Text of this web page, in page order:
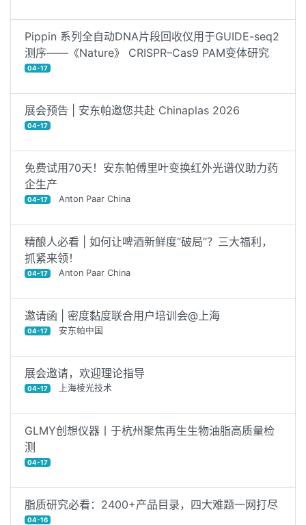
Pippin 系列全自动DNA片段回收仪用于GUIDE-seq2
测序——《Nature》 CRISPR–Cas9 PAM变体研究
04-17
展会预告 | 安东帕邀您共赴 Chinaplas 2026
04-17
免费试用70天！安东帕傅里叶变换红外光谱仪助力药
企生产
04-17 Anton Paar China
精酿人必看 | 如何让啤酒新鲜度“破局”？三大福利，
抓紧来领！
04-17 Anton Paar China
邀请函 | 密度黏度联合用户培训会@上海
04-17 安东帕中国
展会邀请，欢迎理论指导
04-17 上海棱光技术
GLMY创想仪器丨于杭州聚焦再生生物油脂高质量检
测
04-17
脂质研究必看：2400+产品目录，四大难题一网打尽
04-16